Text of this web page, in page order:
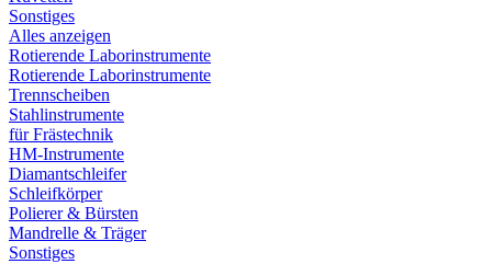
Sonstiges
Alles anzeigen
Rotierende Laborinstrumente
Rotierende Laborinstrumente
Trennscheiben
Stahlinstrumente
für Frästechnik
HM-Instrumente
Diamantschleifer
Schleifkörper
Polierer & Bürsten
Mandrelle & Träger
Sonstiges